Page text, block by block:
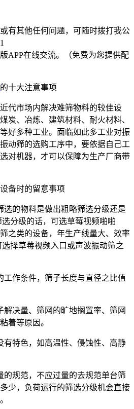
有其他任何问题，可随时拨打我公
APP在线交流。（免费为您提供配
的十大注意事项
市场内解决难筛物料的较佳设
炭、冶炼、建筑材料、耐火材料、
好多种工业。面临如此多工业对振
动筛的选购工序中，要依据自己工
对机器，才可以保障为生产厂商带
备时的留意事项
的物料是做出粗略筛选分级还是
分级的话，可选草莓视频啪啪
之类的设备，年生产线量大、效率
择草莓视频入口或声波振动筛之
作条件，筛子长度与直径之比值
决量、筛网的旷地搁置率、筛网
着等原因。
特色，如高温性、侵蚀性、高静
规范，不应过量的去规范单台筛
少，负荷运行的筛选分级机会直接